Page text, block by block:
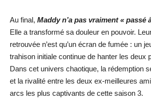
Au final, Maddy n’a pas vraiment « passé
Elle a transformé sa douleur en pouvoir.
retrouvée n’est qu’un écran de fumée : un
trahison initiale continue de hanter les deux
Dans cet univers chaotique, la rédemption
et la rivalité entre les deux ex-meilleures
arcs les plus captivants de cette saison 3.